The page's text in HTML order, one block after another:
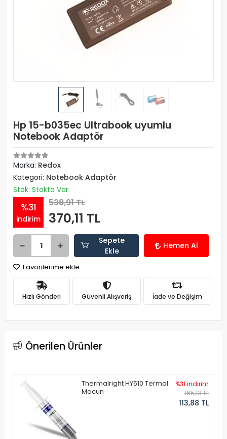
Hp 15-b035ec Ultrabook uyumlu
Notebook Adaptör
Marka: Redox
Kategori: Notebook Adaptör
Stok: Stokta Var
%31
indirim
538,91 TL
370,11 TL
Sepete
Ekle
Hemen Al
Favorilerime ekle
Hızlı Gönderi Güvenli Alışveriş İade ve Değişim
Önerilen Ürünler
Thermalright HY510 Termal
Macun
%31 indirim
165,13 TL
113,88 TL